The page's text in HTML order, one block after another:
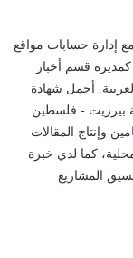
كقائد فريق في الخليج 24، مع إدارة حسابات مواقع
قسم أخبار
أحمل شهادة
بيرزيت - فلسطين.
وإنتاج المقالات
كما لدي خبرة
المشاريع